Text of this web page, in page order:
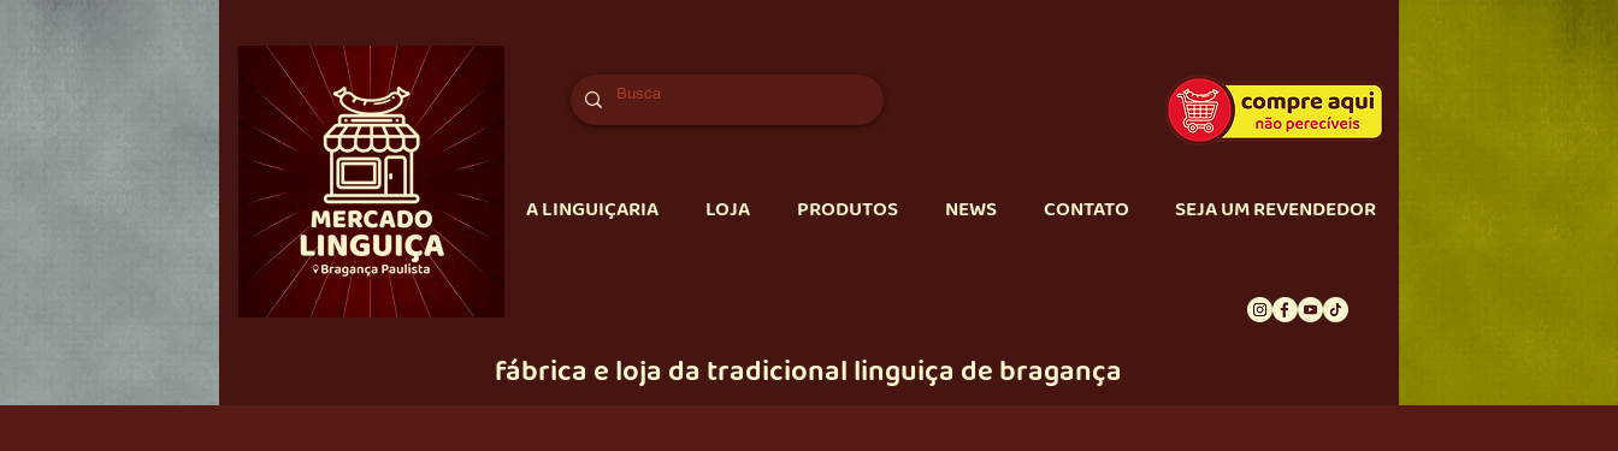
A LINGUIÇARIA LOJA PRODUTOS NEWS CONTATO SEJA UM REVENDEDOR
fábrica e loja da tradicional linguiça de bragança